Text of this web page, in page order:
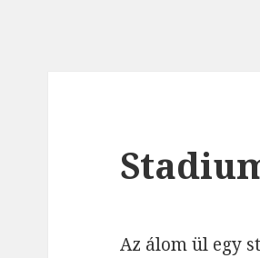
Az álom ül egy